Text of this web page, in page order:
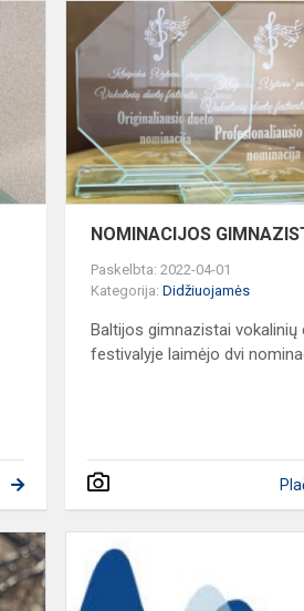
Nominacijos
Jaunųjų
bendrovių
EXPO
2022
NOMINACIJOS
Paskelbta: 2022-04-01
Kategorija:Didžiuojamės
Baltijos gimnazistai vokalinių
festivalyje laimėjo dvi
II
VIETA
MIESTO